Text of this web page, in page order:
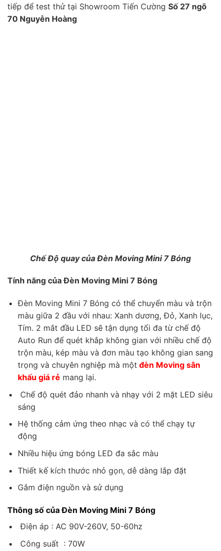
tiếp để test thử tại Showroom Tiến Cường Số 27 ngõ
70 Nguyễn Hoàng
Chế Độ quay của Đèn Moving Mini 7 Bóng
Tính năng của Đèn Moving Mini 7 Bóng
Đèn Moving Mini 7 Bóng có thể chuyển màu và trộn
màu giữa 2 đầu với nhau: Xanh dương, Đỏ, Xanh lục,
Tím. 2 mắt đầu LED sẽ tận dụng tối đa từ chế độ
Auto Run để quét khắp không gian với nhiều chế độ
trộn màu, kép màu và đơn màu tạo không gian sang
trọng và chuyên nghiệp mà một đèn Moving sân
khấu giá rẻ mang lại.
Chế độ quét đảo nhanh và nhạy với 2 mặt LED siêu
sáng
Hệ thống cảm ứng theo nhạc và có thể chạy tự
động
Nhiều hiệu ứng bóng LED đa sắc màu
Thiết kế kích thước nhỏ gọn, dễ dàng lắp đặt
Gắm điện nguồn và sử dụng
Thông số của Đèn Moving Mini 7 Bóng
Điện áp : AC 90V-260V, 50-60hz
Công suất : 70W